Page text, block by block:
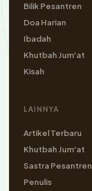
Bilik Pesantren
Doa Harian
Ibadah
Khutbah Jum'at
Kisah
LAINNYA
Artikel Terbaru
Khutbah Jum'at
Sastra Pesantren
Penulis